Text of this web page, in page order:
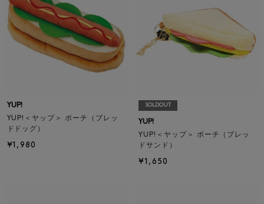
YUP!
YUP!＜ヤップ＞ ポーチ（ブレッ
ドドッグ）
¥1,980
SOLDOUT
YUP!
YUP!＜ヤップ＞ ポーチ（ブレッ
ドサンド）
¥1,650